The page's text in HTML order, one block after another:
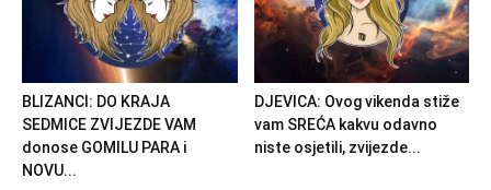
BLIZANCI: DO KRAJA
SEDMICE ZVIJEZDE VAM
donose GOMILU PARA i
NOVU...
DJEVICA: Ovog vikenda stiže
vam SREĆA kakvu odavno
niste osjetili, zvijezde...